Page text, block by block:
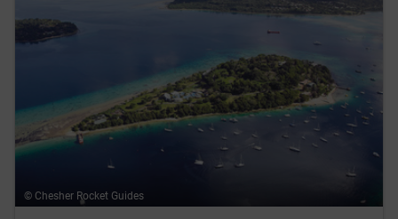
© Chesher Rocket Guides